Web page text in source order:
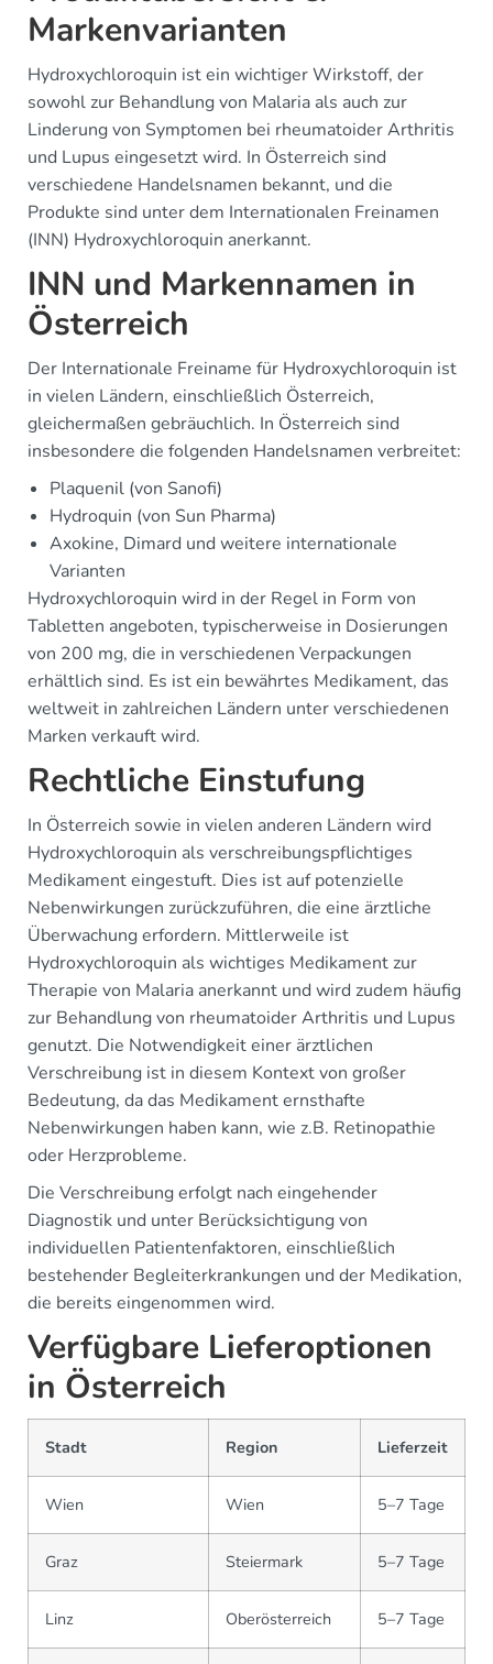
Markenvarianten
Hydroxychloroquin ist ein wichtiger Wirkstoff, der
sowohl zur Behandlung von Malaria als auch zur
Linderung von Symptomen bei rheumatoider Arthritis
und Lupus eingesetzt wird. In Österreich sind
verschiedene Handelsnamen bekannt, und die
Produkte sind unter dem Internationalen Freinamen
(INN) Hydroxychloroquin anerkannt.
INN und Markennamen in
Österreich
Der Internationale Freiname für Hydroxychloroquin ist
in vielen Ländern, einschließlich Österreich,
gleichermaßen gebräuchlich. In Österreich sind
insbesondere die folgenden Handelsnamen verbreitet:
Plaquenil (von Sanofi)
Hydroquin (von Sun Pharma)
Axokine, Dimard und weitere internationale
Varianten
Hydroxychloroquin wird in der Regel in Form von
Tabletten angeboten, typischerweise in Dosierungen
von 200 mg, die in verschiedenen Verpackungen
erhältlich sind. Es ist ein bewährtes Medikament, das
weltweit in zahlreichen Ländern unter verschiedenen
Marken verkauft wird.
Rechtliche Einstufung
In Österreich sowie in vielen anderen Ländern wird
Hydroxychloroquin als verschreibungspflichtiges
Medikament eingestuft. Dies ist auf potenzielle
Nebenwirkungen zurückzuführen, die eine ärztliche
Überwachung erfordern. Mittlerweile ist
Hydroxychloroquin als wichtiges Medikament zur
Therapie von Malaria anerkannt und wird zudem häufig
zur Behandlung von rheumatoider Arthritis und Lupus
genutzt. Die Notwendigkeit einer ärztlichen
Verschreibung ist in diesem Kontext von großer
Bedeutung, da das Medikament ernsthafte
Nebenwirkungen haben kann, wie z.B. Retinopathie
oder Herzprobleme.
Die Verschreibung erfolgt nach eingehender
Diagnostik und unter Berücksichtigung von
individuellen Patientenfaktoren, einschließlich
bestehender Begleiterkrankungen und der Medikation,
die bereits eingenommen wird.
Verfügbare Lieferoptionen
in Österreich
Stadt Region Lieferzeit
Wien Wien 5–7 Tage
Graz Steiermark 5–7 Tage
Linz Oberösterreich 5–7 Tage